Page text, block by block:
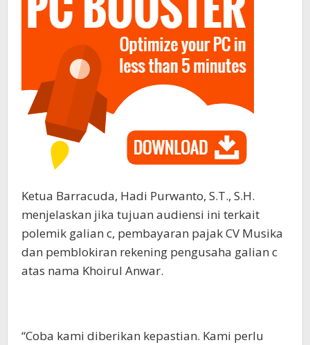
Ketua Barracuda, Hadi Purwanto, S.T., S.H.
menjelaskan jika tujuan audiensi ini terkait
polemik galian c, pembayaran pajak CV Musika
dan pemblokiran rekening pengusaha galian c
atas nama Khoirul Anwar.
“Coba kami diberikan kepastian. Kami perlu